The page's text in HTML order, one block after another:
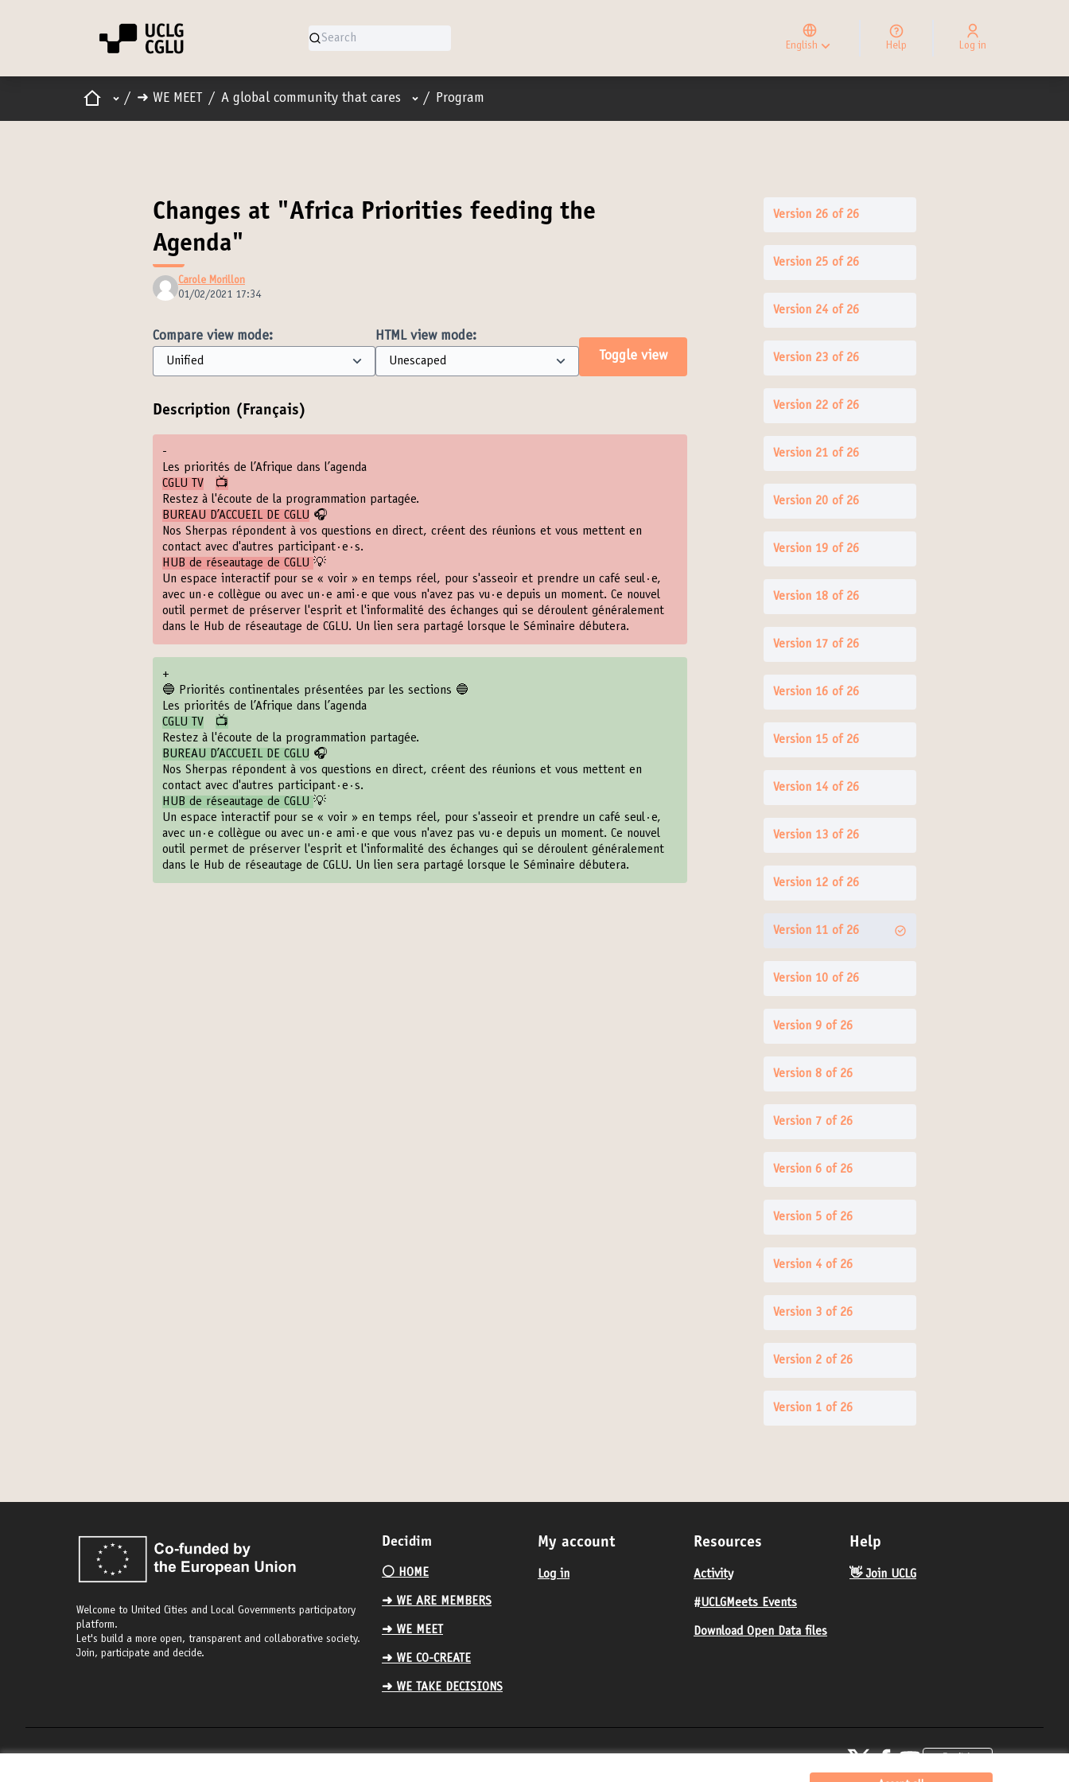
English
Elegir el idioma
Choose language
Help Log in
HomeMain menu
/ ➜ WE MEET / A global community that cares User menu
/ Program
Changes at "Africa Priorities feeding the
Agenda"
Carole Morillon
01/02/2021 17:34
Compare view mode:
HTML view mode:
Toggle view
Description (Français)
-
Les priorités de l’Afrique dans l’agenda
CGLU TV
📺
Restez à l'écoute de la programmation partagée.
BUREAU D’ACCUEIL DE CGLU 🎧
Nos Sherpas répondent à vos questions en direct, créent des réunions et vous mettent en
contact avec d'autres participant·e·s.
HUB de réseautage de CGLU 💡
Un espace interactif pour se « voir » en temps réel, pour s'asseoir et prendre un café seul·e,
avec un·e collègue ou avec un·e ami·e que vous n'avez pas vu·e depuis un moment. Ce nouvel
outil permet de préserver l'esprit et l'informalité des échanges qui se déroulent généralement
dans le Hub de réseautage de CGLU. Un lien sera partagé lorsque le Séminaire débutera.
+
🔵 Priorités continentales présentées par les sections 🔵
Les priorités de l’Afrique dans l’agenda
CGLU TV
📺
Restez à l'écoute de la programmation partagée.
BUREAU D’ACCUEIL DE CGLU 🎧
Nos Sherpas répondent à vos questions en direct, créent des réunions et vous mettent en
contact avec d'autres participant·e·s.
HUB de réseautage de CGLU 💡
Un espace interactif pour se « voir » en temps réel, pour s'asseoir et prendre un café seul·e,
avec un·e collègue ou avec un·e ami·e que vous n'avez pas vu·e depuis un moment. Ce nouvel
outil permet de préserver l'esprit et l'informalité des échanges qui se déroulent généralement
dans le Hub de réseautage de CGLU. Un lien sera partagé lorsque le Séminaire débutera.
Version 26 of 26
Version 25 of 26
Version 24 of 26
Version 23 of 26
Version 22 of 26
Version 21 of 26
Version 20 of 26
Version 19 of 26
Version 18 of 26
Version 17 of 26
Version 16 of 26
Version 15 of 26
Version 14 of 26
Version 13 of 26
Version 12 of 26
Version 11 of 26
Version 10 of 26
Version 9 of 26
Version 8 of 26
Version 7 of 26
Version 6 of 26
Version 5 of 26
Version 4 of 26
Version 3 of 26
Version 2 of 26
Version 1 of 26
Welcome to United Cities and Local Governments participatory
platform.
Let's build a more open, transparent and collaborative society.
Join, participate and decide.
Decidim
⚪️ HOME
➜ WE ARE MEMBERS
➜ WE MEET
➜ WE CO-CREATE
➜ WE TAKE DECISIONS
My account
Log in
Resources
Activity
#UCLGMeets Events
Download Open Data files
Help
👋 Join UCLG
United Cities and Local Governments at X
(External link)
United Cities and Local Governments at
(External link)
United Cities and Local Governments
(External link)